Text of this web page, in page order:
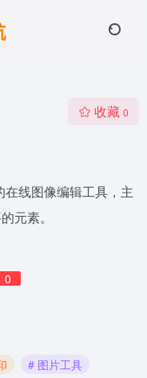
收藏 0
线图像编辑工具，主
元素。
0
# 图片工具